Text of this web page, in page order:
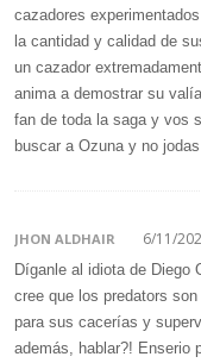
cazadores
la cantidad y calidad de
un cazador
anima a demostrar su
fan de toda la saga y vos
buscar a Ozuna y no
JHON ALDHAIR 6/11/
Díganle al idiota de Diego
cree que los predators
para sus cacerías y
además, hablar?! Enserio